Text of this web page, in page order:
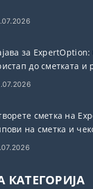
за ExpertOption:
до сметката и
сметка на
на сметка и